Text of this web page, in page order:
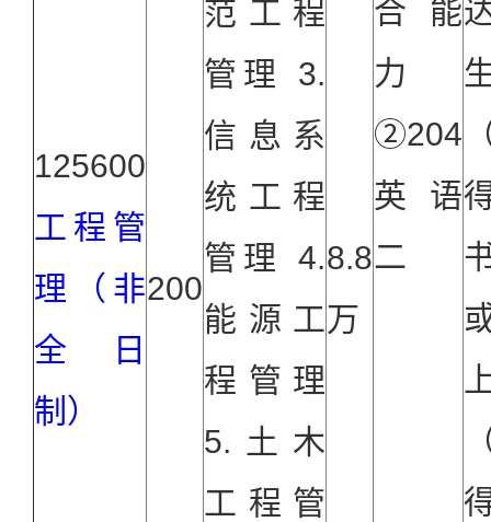
合能
力
②204
英语
二
125600
工程管
理（非
全日
制）
200
范工程
管理 3.
信息系
统工程
管理 4.
能源工
程管理
5.土木
工程管
8.8
万